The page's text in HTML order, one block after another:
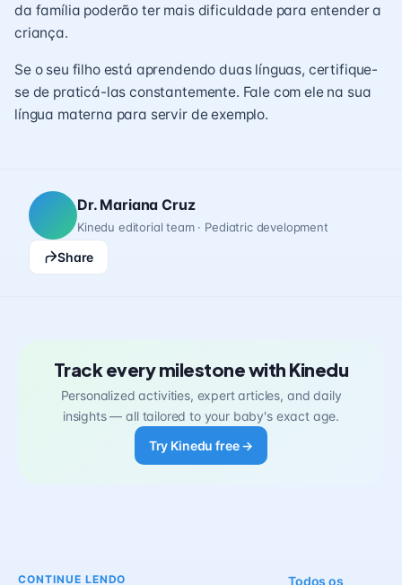
da família poderão ter mais dificuldade para entender a
criança.
Se o seu filho está aprendendo duas línguas, certifique-
se de praticá-las constantemente. Fale com ele na sua
língua materna para servir de exemplo.
Dr. Mariana Cruz
Kinedu editorial team · Pediatric development
Share
Track every milestone with Kinedu
Personalized activities, expert articles, and daily
insights — all tailored to your baby's exact age.
Try Kinedu free →
CONTINUE LENDO Todos os